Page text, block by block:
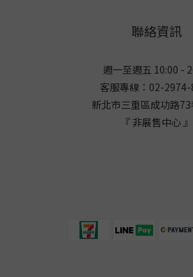
聯絡資訊
週一至週五 10:00 -
客服專線：02-
新北市三重區成功路
『 非展售中心 』